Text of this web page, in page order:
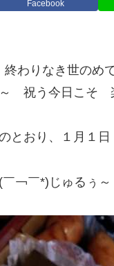
Facebook
わりなき世のめ
祝う今日こそ
とおり、１月１日
￢￣*)じゅるぅ～